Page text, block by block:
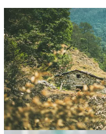
Protección Residencial
11
Cómo Proteger Su
Forestales: Guía
en 7 Pasos
Plan práctico en 7 pasos para
forestales, cubriendo zonas de
proteger la vegetación con
Leer Artículo